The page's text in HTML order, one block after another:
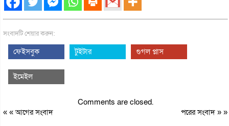
সংবাদটি শেয়ার করুন:
ফেইসবুক টুইটার গুগল প্লাস
ইমেইল
Comments are closed.
« «আগের সংবাদ পরের সংবাদ» »